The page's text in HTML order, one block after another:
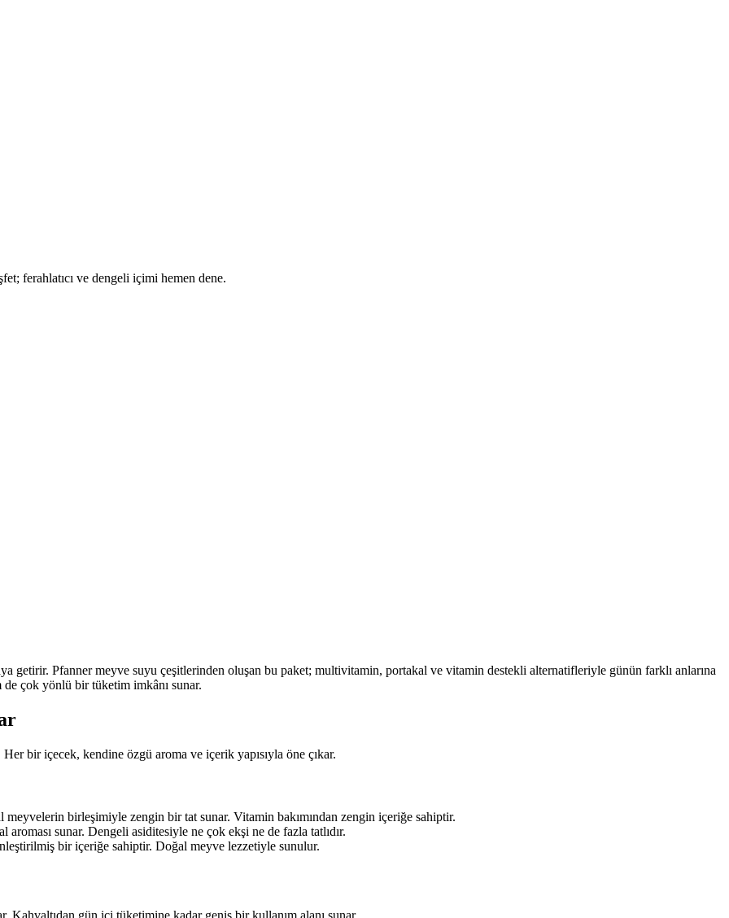
ferahlatıcı ve dengeli içimi hemen dene.
getirir. Pfanner meyve suyu çeşitlerinden oluşan bu paket; multivitamin, portakal ve vitamin destekli alternatifleriyle günün farklı anlarına
çok yönlü bir tüketim imkânı sunar.
bir içecek, kendine özgü aroma ve içerik yapısıyla öne çıkar.
meyvelerin birleşimiyle zengin bir tat sunar. Vitamin bakımından zengin içeriğe sahiptir.
sunar. Dengeli asiditesiyle ne çok ekşi ne de fazla tatlıdır.
bir içeriğe sahiptir. Doğal meyve lezzetiyle sunulur.
gün içi tüketimine kadar geniş bir kullanım alanı sunar.